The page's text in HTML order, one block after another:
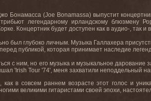
Бонамасса (Joe Bonamassa) выпустит
легендарному ирландскому блюзмену
Концертник будет доступен как в аудио-, так и
был глубоко личным. Музыка Галлахера
публикой, которая принимает наследие
с ним, но его музыка и музыкальное
'Irish Tour '74', меня захватили неподдельный
в совсем раннем возрасте этот голос и
великими гитаристами своей эпохи,